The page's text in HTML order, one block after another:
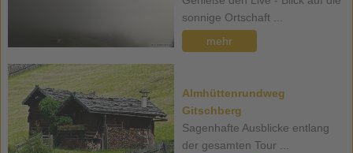
sonnige Ortschaft ...
mehr
Almhüttenrundweg
Gitschberg
Sagenhafte Ausblicke entlang
der gesamten Tour ...